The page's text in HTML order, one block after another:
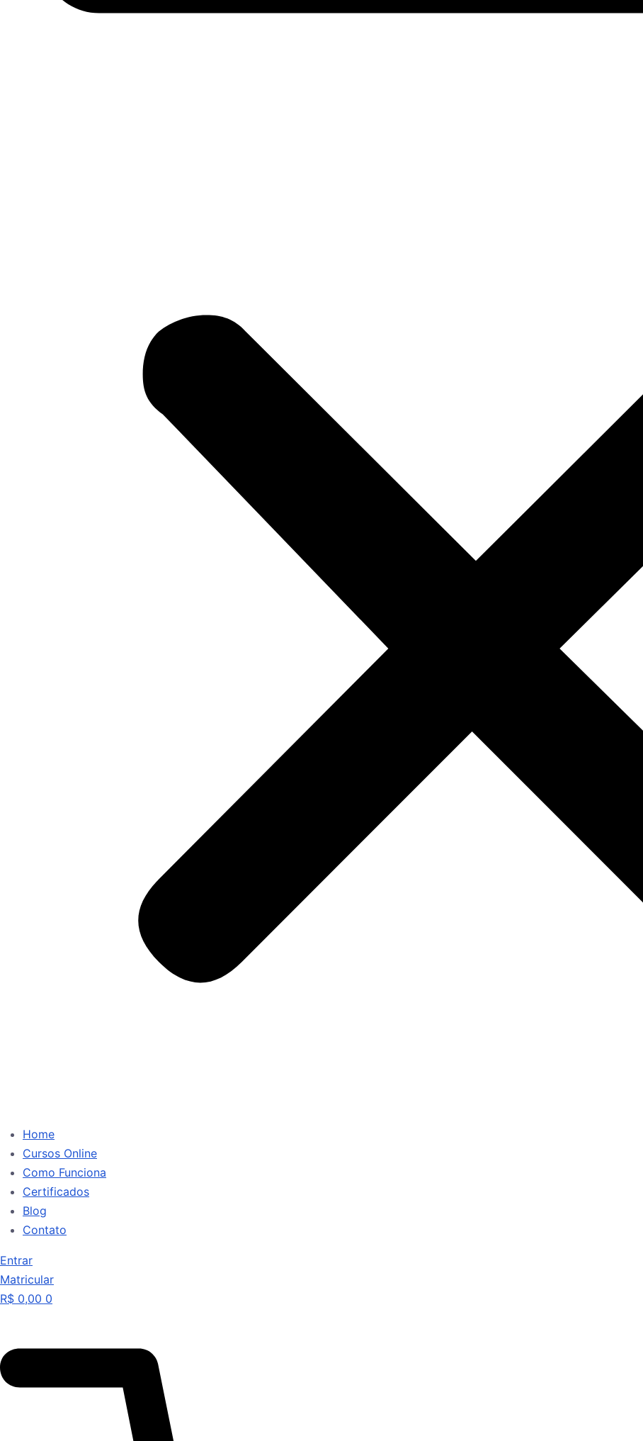
Home
Cursos Online
Como Funciona
Certificados
Blog
Contato
Entrar
Matricular
R$ 0,00 0